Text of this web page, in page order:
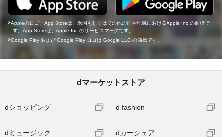
Appleのロゴ、App Storeは、米国もしくはその他の国や地域におけるApple Inc.の商標で
す。App Storeは、Apple Inc.のサービスマークです。
Google Play および Google Play ロゴは Google LLC の商標です。
dマーケットストア
dショッピング d fashion
dミュージック dカーシェア